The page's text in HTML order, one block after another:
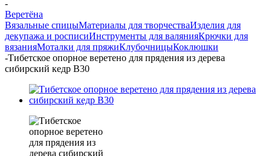
-
Веретёна
Вязальные спицыМатериалы для творчестваИзделия для
декупажа и росписиИнструменты для валянияКрючки для
вязанияМоталки для пряжиКлубочницыКоклюшки
-Тибетское опорное веретено для прядения из дерева
сибирский кедр B30